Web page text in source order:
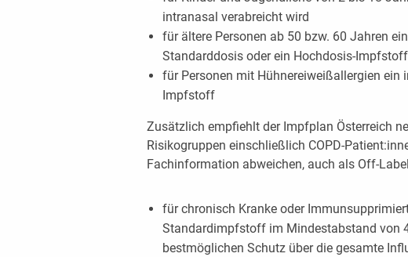
intranasal verabreicht wird
für ältere Personen ab 50 bzw. 60 Jahren
Standarddosis oder ein Hochdosis-
für Personen mit Hühnereiweißallergien ein
Impfstoff
Zusätzlich empfiehlt der Impfplan Österreich
Risikogruppen einschließlich COPD-
Fachinformation abweichen, auch als Off-
für chronisch Kranke oder
Standardimpfstoff im Mindestabstand von
bestmöglichen Schutz über die gesamte